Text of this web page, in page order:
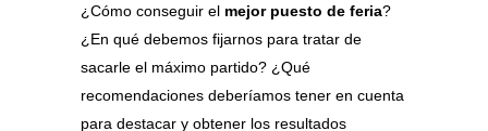
¿Cómo conseguir el mejor puesto de feria?
¿En qué debemos fijarnos para tratar de
sacarle el máximo partido? ¿Qué
recomendaciones deberíamos tener en cuenta
para destacar y obtener los resultados